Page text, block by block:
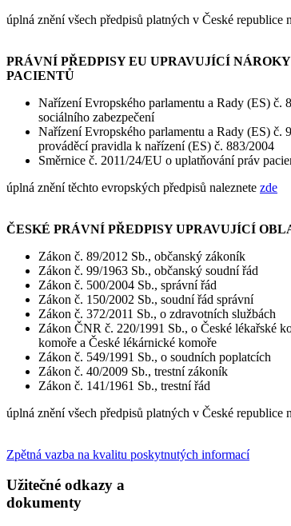
úplná znění všech předpisů platných v České republice
PRÁVNÍ PŘEDPISY EU UPRAVUJÍCÍ
PACIENTŮ
Nařízení Evropského parlamentu a Rady (ES) č.
sociálního zabezpečení
Nařízení Evropského parlamentu a Rady (ES) č.
prováděcí pravidla k nařízení (ES) č. 883/2004
Směrnice č. 2011/24/EU o uplatňování práv
úplná znění těchto evropských předpisů naleznete zde
ČESKÉ PRÁVNÍ PŘEDPISY UPRAVUJÍCÍ
Zákon č. 89/2012 Sb., občanský zákoník
Zákon č. 99/1963 Sb., občanský soudní řád
Zákon č. 500/2004 Sb., správní řád
Zákon č. 150/2002 Sb., soudní řád správní
Zákon č. 372/2011 Sb., o zdravotních službách
Zákon ČNR č. 220/1991 Sb., o České lékařské
komoře a České lékárnické komoře
Zákon č. 549/1991 Sb., o soudních poplatcích
Zákon č. 40/2009 Sb., trestní zákoník
Zákon č. 141/1961 Sb., trestní řád
úplná znění všech předpisů platných v České republice
Zpětná vazba na kvalitu poskytnutých informací
Užitečné odkazy a
dokumenty